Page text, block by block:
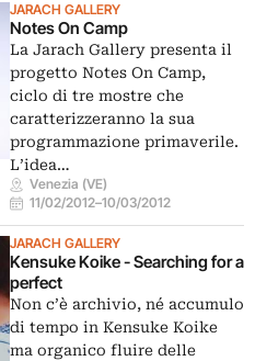
JARACH GALLERY
Notes On Camp
La Jarach Gallery presenta il
progetto Notes On Camp,
ciclo di tre mostre che
caratterizzeranno la sua
programmazione primaverile.
L’idea…
Venezia (VE)
11/02/2012–10/03/2012
JARACH GALLERY
Kensuke Koike - Searching for a
perfect
Non c’è archivio, né accumulo
di tempo in Kensuke Koike
ma organico fluire delle